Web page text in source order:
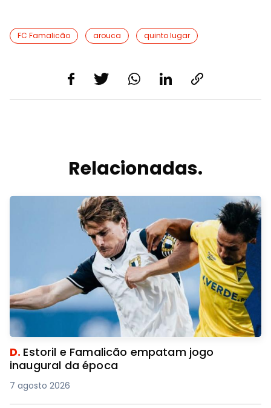
FC Famalicão arouca quinto lugar
Relacionadas.
D. Estoril e Famalicão empatam jogo
inaugural da época
7 agosto 2026